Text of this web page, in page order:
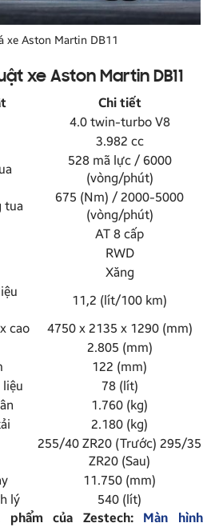
xe Aston Martin DB11
xe Aston Martin DB11
Chi tiết
4.0 twin-turbo V8
3.982 cc
528 mã lực / 6000
(vòng/phút)
tua
675 (Nm) / 2000-5000
(vòng/phút)
AT 8 cấp
RWD
Xăng
11,2 (lít/100 km)
cao
4750 x 2135 x 1290 (mm)
2.805 (mm)
122 (mm)
78 (lít)
1.760 (kg)
2.180 (kg)
255/40 ZR20 (Trước) 295/35
ZR20 (Sau)
11.750 (mm)
lý
540 (lít)
phẩm của Zestech: Màn hình